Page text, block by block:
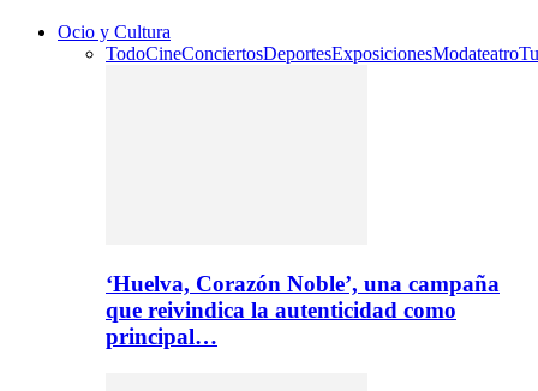
Ocio y Cultura
TodoCineConciertosDeportesExposicionesModateatro
‘Huelva, Corazón Noble’, una campaña
que reivindica la autenticidad como
principal…